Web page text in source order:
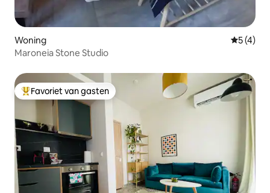
Woning
5 (4)
Maroneia Stone Studio
Topfavoriet van gasten
Favoriet van gasten